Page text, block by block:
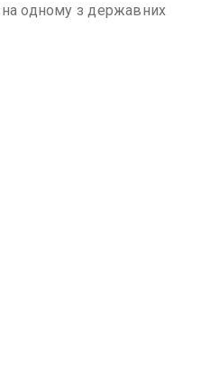
одному з державних